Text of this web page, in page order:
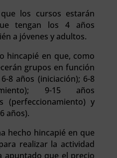
los cursos estarán
tengan los 4 años
a jóvenes y adultos.
hincapié en que, como
grupos en función
8 años (iniciación); 6-8
9-15 años
(perfeccionamiento) y
años).
hecho hincapié en que
realizar la actividad
apuntado que el precio